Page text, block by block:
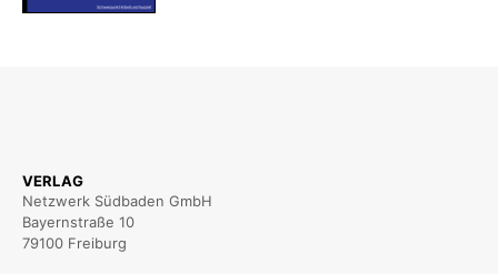
VERLAG
Netzwerk Südbaden GmbH
Bayernstraße 10
79100 Freiburg